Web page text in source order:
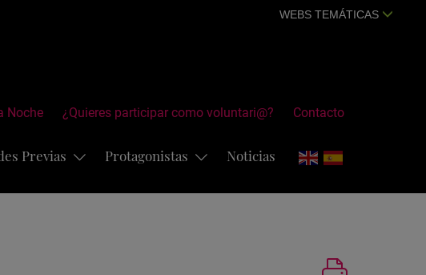
WEBS TEMÁTICAS
Noche ¿Quieres participar como voluntari@? Contacto
Previas Protagonistas Noticias